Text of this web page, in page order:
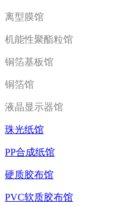
离型膜馆
机能性聚酯粒馆
铜箔基板馆
铜箔馆
液晶显示器馆
珠光纸馆
PP合成纸馆
硬质胶布馆
PVC软质胶布馆